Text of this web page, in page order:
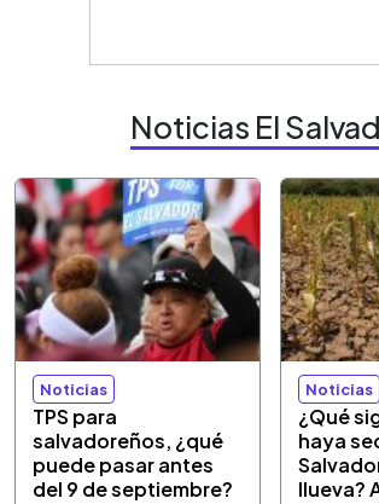
Noticias El
Noticias
TPS para
salvadoreños, ¿qué
puede pasar antes
del 9 de septiembre?
Noticias
¿Qué
haya
llueva?